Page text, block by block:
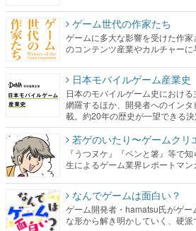
ゲーム世代の作家たち
ゲームに多大な影響を受けた作
のコンテンツ産業やカルチャーに
日本モバイルゲーム産業史
日本のモバイルゲーム史におけ
網羅するほか、開発者へのイン
載。約20年の歴史が一望できる決
若ゲのいたり〜ゲームクリ
『うつヌケ』『ペンと箸』等で
生によるゲーム業界レポートマン
なんでゲームは面白い？
ゲーム開発者・hamatsu氏がゲ
な形から解き明かしていく、硬派